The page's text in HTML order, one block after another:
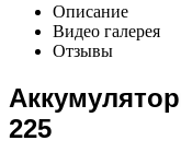
Описание
Видео галерея
Отзывы
225